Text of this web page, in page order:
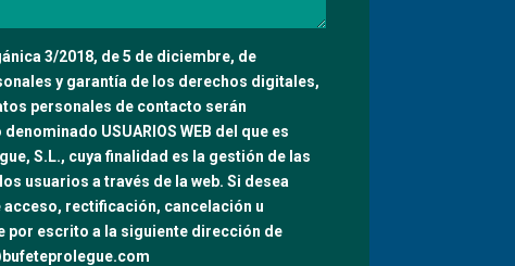
3/2018, de 5 de diciembre, de
y garantía de los derechos digitales,
personales de contacto serán
USUARIOS WEB del que es
S.L., cuya finalidad es la gestión de las
usuarios a través de la web. Si desea
rectificación, cancelación u
escrito a la siguiente dirección de